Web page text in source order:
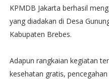
KPMDB Jakarta berhasil
yang diadakan di Desa
Kabupaten Brebes.
Adapun rangkaian kegiatan
kesehatan gratis,